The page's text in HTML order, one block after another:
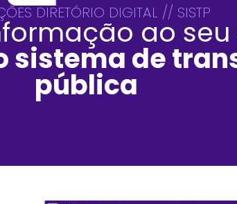
DIRETÓRIO DIGITAL // SISTP
ao
sistema de
pública